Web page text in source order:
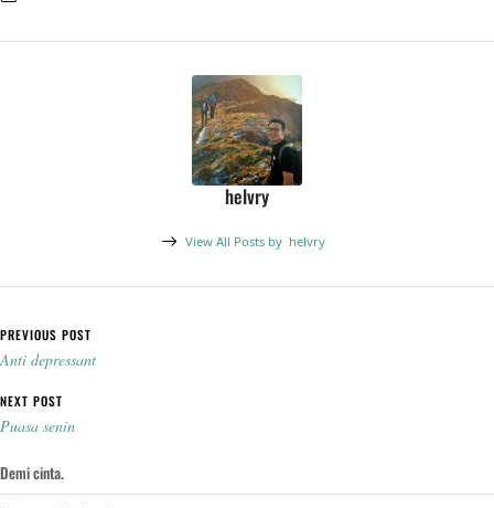
helvry
View All Posts by helvry
Post navigation
PREVIOUS POST
Anti depressant
NEXT POST
Puasa senin
Demi cinta.